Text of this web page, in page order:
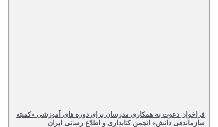
فراخوان دعوت به همکاری مدرسان برای دوره های آموزشی «کمیته
سازماندهی دانش» انجمن کتابداری و اطلاع رسانی ایران